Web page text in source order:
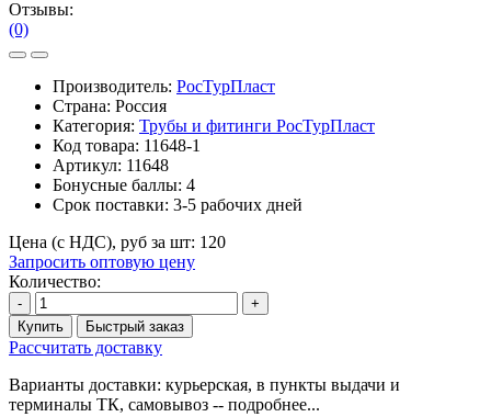
Отзывы:
(0)
Производитель: РосТурПласт
Страна: Россия
Категория: Трубы и фитинги РосТурПласт
Код товара: 11648-1
Артикул: 11648
Бонусные баллы: 4
Срок поставки: 3-5 рабочих дней
Цена (с НДС), руб за шт: 120
Запросить оптовую цену
Количество:
-
+
Купить
Быстрый заказ
Рассчитать доставку
Варианты доставки: курьерская, в пункты выдачи и
терминалы ТК, самовывоз -- подробнее...